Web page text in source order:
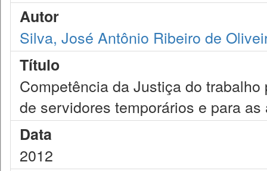
Autor
Silva, José Antônio Ribeiro de
Título
Competência da Justiça do
de servidores temporários e para
Data
2012